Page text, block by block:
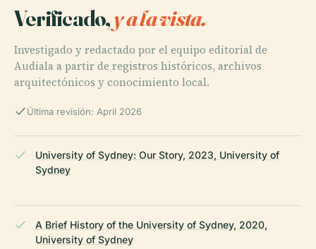
Verificado,y a la vista.
Investigado y redactado por el equipo editorial de
Audiala a partir de registros históricos, archivos
arquitectónicos y conocimiento local.
Última revisión: April 2026
University of Sydney: Our Story, 2023, University of
Sydney
A Brief History of the University of Sydney, 2020,
University of Sydney